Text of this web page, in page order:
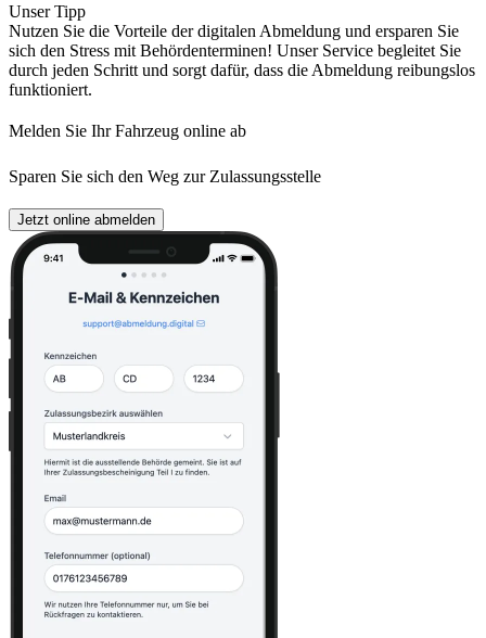
Unser Tipp
Nutzen Sie die Vorteile der digitalen Abmeldung und ersparen Sie
sich den Stress mit Behördenterminen! Unser Service begleitet Sie
durch jeden Schritt und sorgt dafür, dass die Abmeldung reibungslos
funktioniert.
Melden Sie Ihr Fahrzeug online ab
Sparen Sie sich den Weg zur Zulassungsstelle
Jetzt online abmelden